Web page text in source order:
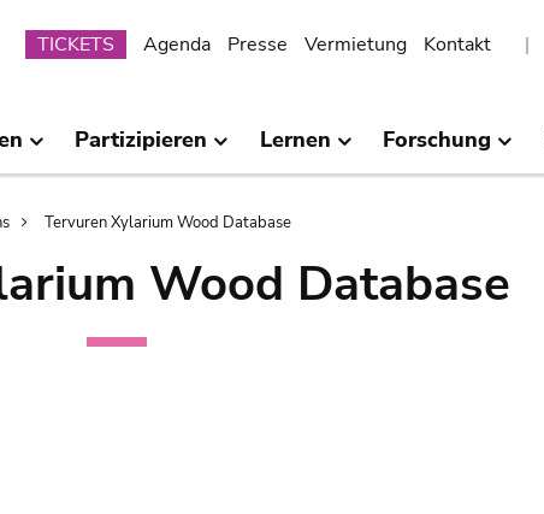
Submenu
TICKETS Agenda Presse Vermietung Kontakt
Partizipieren Lernen Forschung
Tervuren Xylarium Wood Database
Wood Database